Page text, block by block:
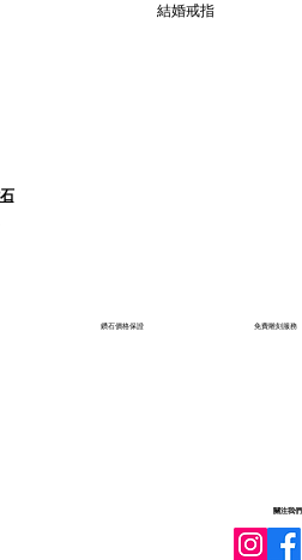
結婚戒指
鑽石價格保證 免費雕刻服務
關注我們